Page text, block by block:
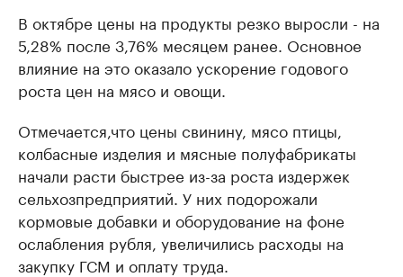
В октябре цены на продукты резко выросли - на
5,28% после 3,76% месяцем ранее. Основное
влияние на это оказало ускорение годового
роста цен на мясо и овощи.
Отмечается,что цены свинину, мясо птицы,
колбасные изделия и мясные полуфабрикаты
начали расти быстрее из-за роста издержек
сельхозпредприятий. У них подорожали
кормовые добавки и оборудование на фоне
ослабления рубля, увеличились расходы на
закупку ГСМ и оплату труда.